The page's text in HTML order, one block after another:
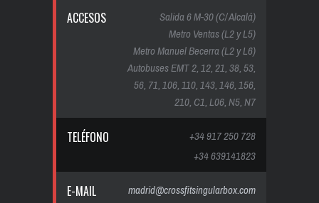
ACCESOS
Salida 6 M-30 (C/ Alcalá)
Metro Ventas (L2 y L5)
Metro Manuel Becerra (L2 y L6)
Autobuses EMT 2, 12, 21, 38, 53,
56, 71, 106, 110, 143, 146, 156,
210, C1, L06, N5, N7
TELÉFONO
+34 917 250 728
+34 639141823
E-MAIL madrid@crossfitsingularbox.com